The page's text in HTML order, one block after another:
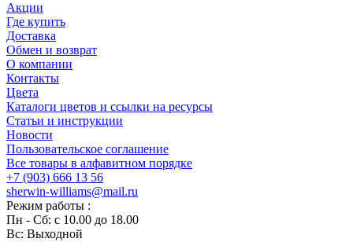
Акции
Где купить
Доставка
Обмен и возврат
О компании
Контакты
Цвета
Каталоги цветов и ссылки на ресурсы
Статьи и инструкции
Новости
Пользовательское соглашение
Все товары в алфавитном порядке
+7 (903) 666 13 56
sherwin-williams@mail.ru
Режим работы :
Пн - Сб: с 10.00 до 18.00
Вс: Выходной